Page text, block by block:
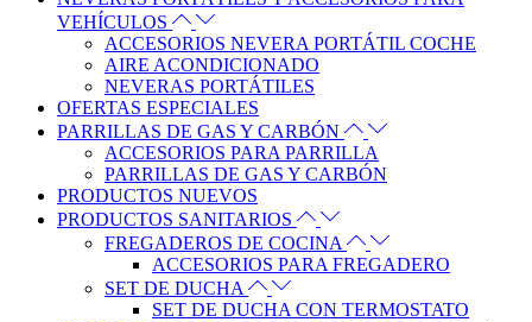
VEHÍCULOS
ACCESORIOS NEVERA PORTÁTIL COCHE
AIRE ACONDICIONADO
NEVERAS PORTÁTILES
OFERTAS ESPECIALES
PARRILLAS DE GAS Y CARBÓN
ACCESORIOS PARA PARRILLA
PARRILLAS DE GAS Y CARBÓN
PRODUCTOS NUEVOS
PRODUCTOS SANITARIOS
FREGADEROS DE COCINA
ACCESORIOS PARA FREGADERO
SET DE DUCHA
SET DE DUCHA CON TERMOSTATO